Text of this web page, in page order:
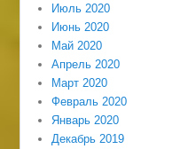
Июль 2020
Июнь 2020
Май 2020
Апрель 2020
Март 2020
Февраль 2020
Январь 2020
Декабрь 2019